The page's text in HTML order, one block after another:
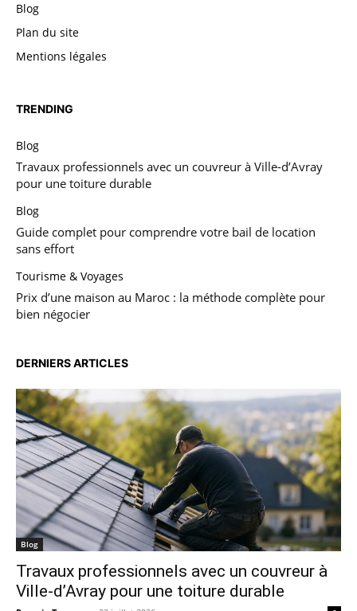
Blog
Plan du site
Mentions légales
TRENDING
Blog
Travaux professionnels avec un couvreur à Ville-d’Avray
pour une toiture durable
Blog
Guide complet pour comprendre votre bail de location
sans effort
Tourisme & Voyages
Prix d’une maison au Maroc : la méthode complète pour
bien négocier
DERNIERS ARTICLES
Blog
Travaux professionnels avec un couvreur à
Ville-d’Avray pour une toiture durable